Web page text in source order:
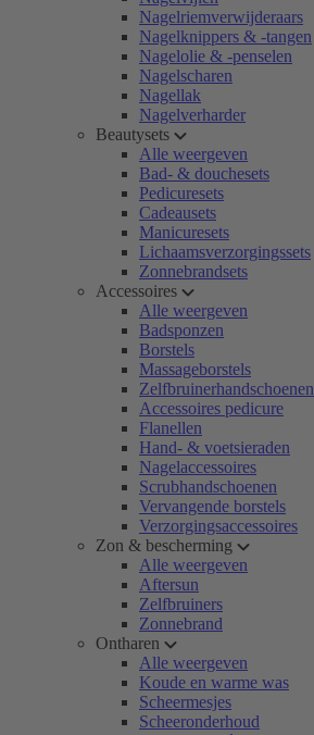
Nagelriemverwijderaars
Nagelknippers & -tangen
Nagelolie & -penselen
Nagelscharen
Nagellak
Nagelverharder
Beautysets
Alle weergeven
Bad- & douchesets
Pedicuresets
Cadeausets
Manicuresets
Lichaamsverzorgingssets
Zonnebrandsets
Accessoires
Alle weergeven
Badsponzen
Borstels
Massageborstels
Zelfbruinerhandschoenen
Accessoires pedicure
Flanellen
Hand- & voetsieraden
Nagelaccessoires
Scrubhandschoenen
Vervangende borstels
Verzorgingsaccessoires
Zon & bescherming
Alle weergeven
Aftersun
Zelfbruiners
Zonnebrand
Ontharen
Alle weergeven
Koude en warme was
Scheermesjes
Scheeronderhoud